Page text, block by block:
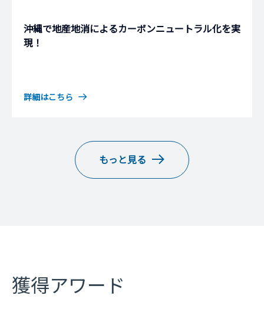
沖縄で地産地消によるカーボンニュートラル化を実
現！
詳細はこちら
もっと見る
獲得アワード